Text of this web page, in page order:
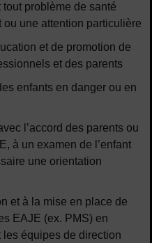
problème de santé
ou une attention particulière
et de promotion de
et des parents
enfants en danger ou en
l’accord des parents ou
à un examen de l’enfant
une orientation
et à la mise en place de
EAJE (ex. PMS) en
équipes de direction